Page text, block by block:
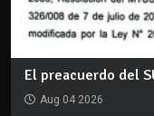
El preacuerdo del
Aug 04 2026